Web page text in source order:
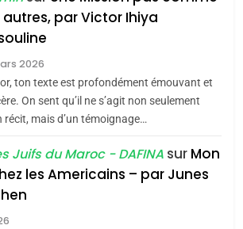
JUDAISME
Maroc : Les amandes de
Tafraout, le miel de Tadla
Azilal consacrés produits
du terroir
DAFINA MAROC
Oeil ravageur – Vanessa
De Loya Stauber
autres, par Victor Ihiya
2026
ton texte est profondément émouvant et
On sent qu’il ne s’agit non seulement
récit, mais d’un témoignage…
Juifs du Maroc - DAFINA sur Mon
les Americains – par Junes